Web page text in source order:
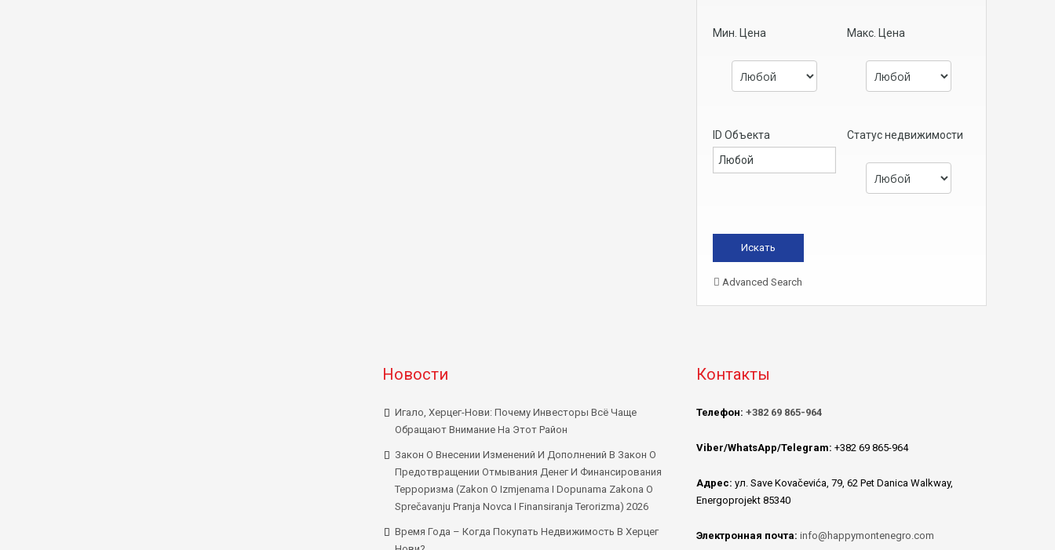
Мин. Цена Макс. Цена
ID Объекта Статус недвижимости
Advanced Search
Новости
Игало, Херцег-Нови: Почему Инвесторы Всё Чаще
Обращают Внимание На Этот Район
Закон О Внесении Изменений И Дополнений В Закон О
Предотвращении Отмывания Денег И Финансирования
Терроризма (Zakon O Izmjenama I Dopunama Zakona O
Sprečavanju Pranja Novca I Finansiranja Terorizma) 2026
Время Года – Когда Покупать Недвижимость В Херцег
Контакты
Телефон: +382 69 865-964
Viber/WhatsApp/Telegram: +382 69 865-964
Адрес: ул. Save Kovačevića, 79, 62 Pet Danica Walkway,
Energoprojekt 85340
Электронная почта: info@happymontenegro.com